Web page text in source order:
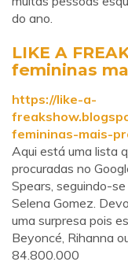
do ano.
LIKE A
femininas
https://like-a-
femininas-mais-
Aqui está uma lista
procuradas no
Spears, seguindo-
Selena Gomez.
uma surpresa pois
Beyoncé, Rihanna
84.800.000